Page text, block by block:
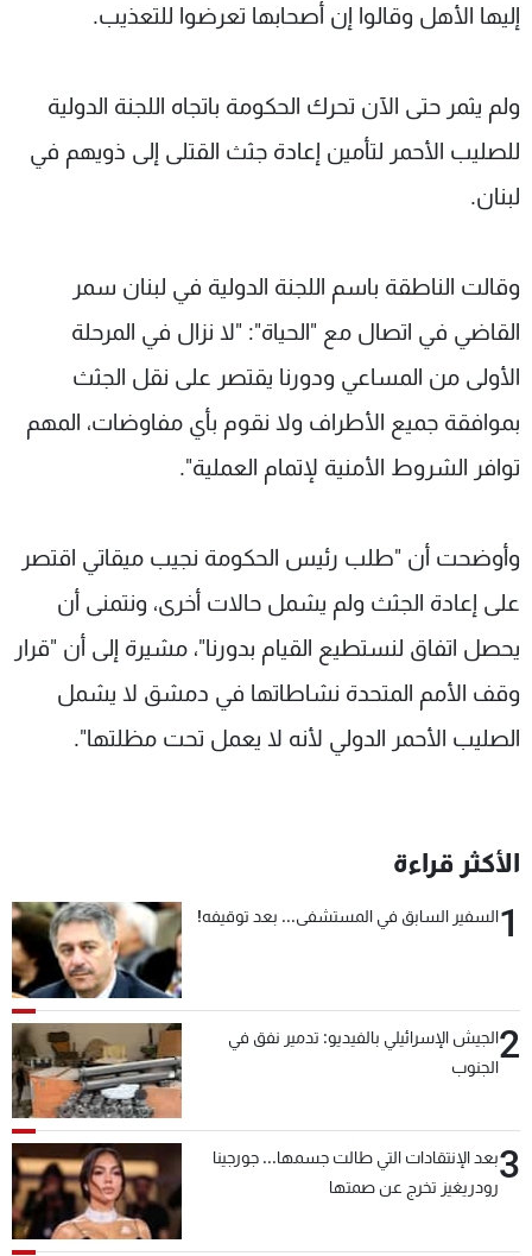
إليها الأهل وقالوا إن أصحابها تعرضوا للتعذيب.
ولم يثمر حتى الآن تحرك الحكومة باتجاه اللجنة الدولية
للصليب الأحمر لتأمين إعادة جثث القتلى إلى ذويهم في
لبنان.
وقالت الناطقة باسم اللجنة الدولية في لبنان سمر
القاضي في اتصال مع "الحياة": "لا نزال في المرحلة
الأولى من المساعي ودورنا يقتصر على نقل الجثث
بموافقة جميع الأطراف ولا نقوم بأي مفاوضات، المهم
توافر الشروط الأمنية لإتمام العملية".
وأوضحت أن "طلب رئيس الحكومة نجيب ميقاتي اقتصر
على إعادة الجثث ولم يشمل حالات أخرى، ونتمنى أن
يحصل اتفاق لنستطيع القيام بدورنا"، مشيرة إلى أن "قرار
وقف الأمم المتحدة نشاطاتها في دمشق لا يشمل
الصليب الأحمر الدولي لأنه لا يعمل تحت مظلتها".
الأكثر قراءة
1السفير السابق في المستشفى... بعد توقيفه!
2الجيش الإسرائيلي بالفيديو: تدمير نفق في
الجنوب
3بعد الإنتقادات التي طالت جسمها... جورجينا
رودريغيز تخرج عن صمتها